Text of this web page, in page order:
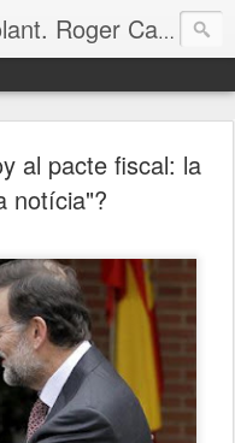
Petites gotes fredes tremolant. Roger Casero Gumbau. Girona
al pacte fiscal: la
notícia"?